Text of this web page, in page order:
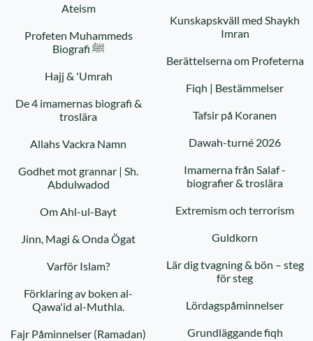
Ateism
Kunskapskväll med Shaykh
Imran
Profeten Muhammeds
Biografi ﷺ
Berättelserna om Profeterna
Hajj & 'Umrah
Fiqh | Bestämmelser
De 4 imamernas biografi &
troslära
Tafsir på Koranen
Dawah-turné 2026
Allahs Vackra Namn
Imamerna från Salaf -
biografier & troslära
Godhet mot grannar | Sh.
Abdulwadod
Extremism och terrorism
Om Ahl-ul-Bayt
Guldkorn
Jinn, Magi & Onda Ögat
Lär dig tvagning & bön – steg
för steg
Varför Islam?
Förklaring av boken al-
Qawa'id al-Muthla.
Lördagspåminnelser
Grundläggande fiqh
Fajr Påminnelser (Ramadan)